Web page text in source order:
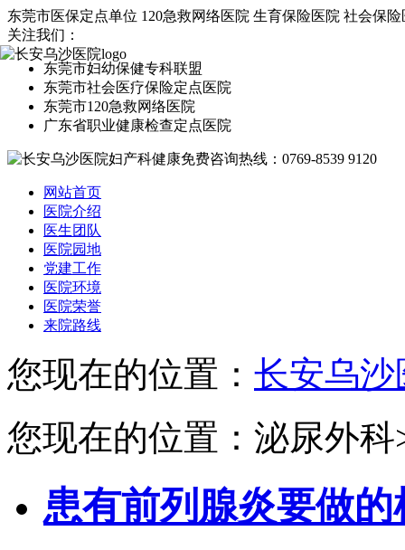
东莞市医保定点单位 120急救网络医院 生育保险医院 社会保险
关注我们：
东莞市妇幼保健专科联盟
东莞市社会医疗保险定点医院
东莞市120急救网络医院
广东省职业健康检查定点医院
网站首页
医院介绍
医生团队
医院园地
党建工作
医院环境
医院荣誉
来院路线
您现在的位置： 长安乌沙
您现在的位置：泌尿外
患有前列腺炎要做